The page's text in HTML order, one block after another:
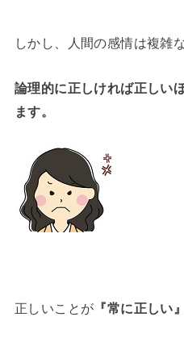
しかし、人間の感情は複雑
論理的に正しければ正しい
ます。
正しいことが 『常に正しい』